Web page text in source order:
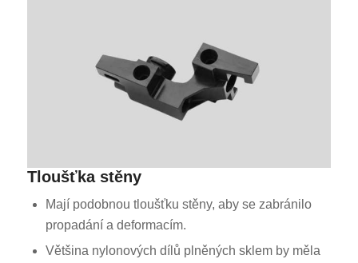
Tloušťka stěny
Mají podobnou tloušťku stěny, aby se zabránilo
propadání a deformacím.
Většina nylonových dílů plněných sklem by měla